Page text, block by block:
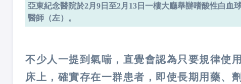
亞東紀念醫院於2月9日至2月13日一樓大廳舉辦嗜酸性白
醫師（左）。
不少人一提到氣喘，直覺會認為只要規律使
床上，確實存在一群患者，即使長期用藥、